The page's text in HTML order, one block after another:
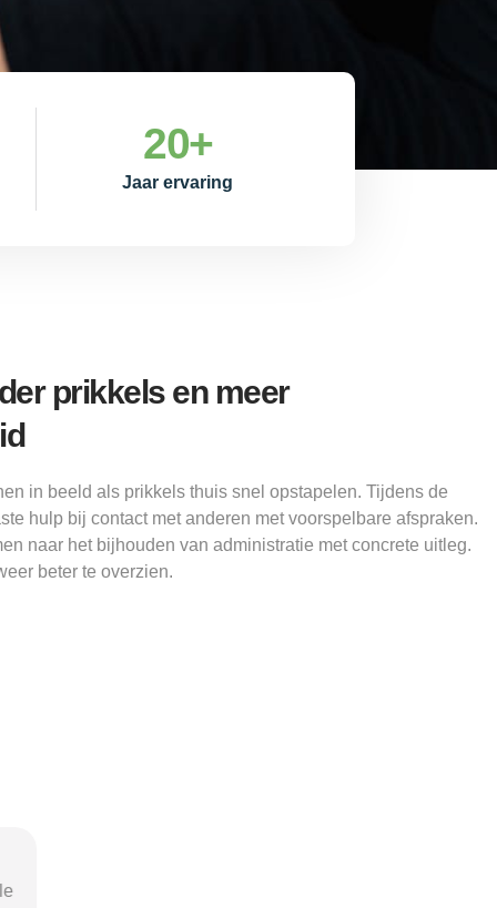
Jaar ervaring
20+
prikkels en meer
in beeld als prikkels thuis snel opstapelen. Tijdens de
hulp bij contact met anderen met voorspelbare afspraken.
naar het bijhouden van administratie met concrete uitleg.
beter te overzien.